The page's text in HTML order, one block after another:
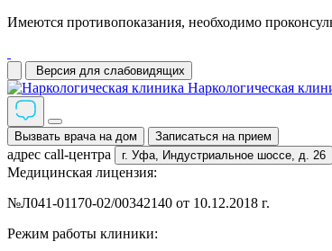
Имеются противопоказания, необходимо
Версия для слабовидящих
Наркологическая
Вызвать врача на дом Записаться на прием
адрес call-центра г. Уфа, Индустриальное шоссе, д. 26
Медицинская лицензия:
№Л041-01170-02/00342140 от 10.12.2018 г.
Режим работы клиники: